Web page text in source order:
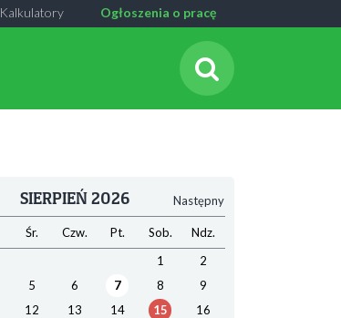
Ogłoszenia o pracę
Kalkulatory
Następny
SIERPIEŃ 2026
Śr. Czw. Pt. Sob.
Ndz.
1
2
5 6 7 8
9
12 13 14 15
16